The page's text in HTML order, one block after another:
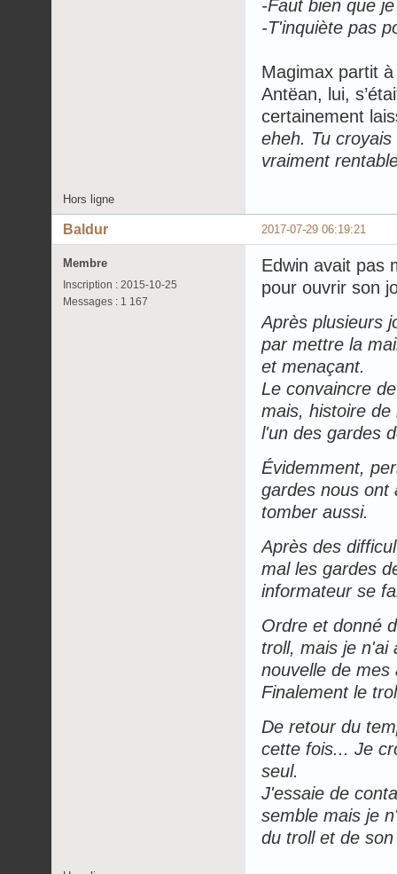
-Faut bien que
-T'inquiète pas
Magimax partit
Antëan, lui,
certainement
eheh. Tu
vraiment
Hors ligne
2017-07-29 06:19:21
Baldur
Membre
Inscription : 2015-10-25
Messages : 1 167
Edwin avait pas
pour ouvrir son
Après plusieurs
par mettre la
et menaçant.
Le convaincre
mais, histoire
l'un des gardes
Évidemment,
gardes nous ont
tomber aussi.
Après des
mal les gardes
informateur se
Ordre et donné
troll, mais je n'ai
nouvelle de mes
Finalement le
De retour du
cette fois... Je
seul.
J'essaie de
semble mais je
du troll et de